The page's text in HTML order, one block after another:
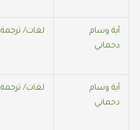
آية وسام
دحماني
لغات/ ترجمة
آية وسام
دحماني
لغات/ ترجمة